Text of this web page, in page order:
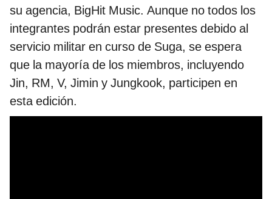
su agencia, BigHit Music. Aunque no todos los
integrantes podrán estar presentes debido al
servicio militar en curso de Suga, se espera
que la mayoría de los miembros, incluyendo
Jin, RM, V, Jimin y Jungkook, participen en
esta edición.